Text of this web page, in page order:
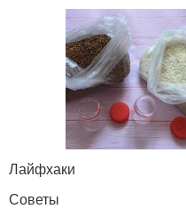
Лайфхаки
Советы